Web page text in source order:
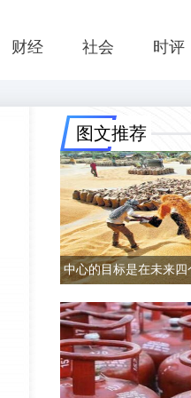
财经 社会 时评
图文推荐
中心的目标是在未来四